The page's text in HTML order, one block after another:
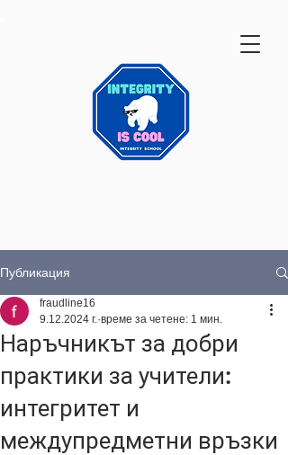
Публикация
Наръчникът за добри
практики за учители:
интегритет и
междупредметни връзки
fraudline16
9.12.2024 г. време за четене: 1 мин.